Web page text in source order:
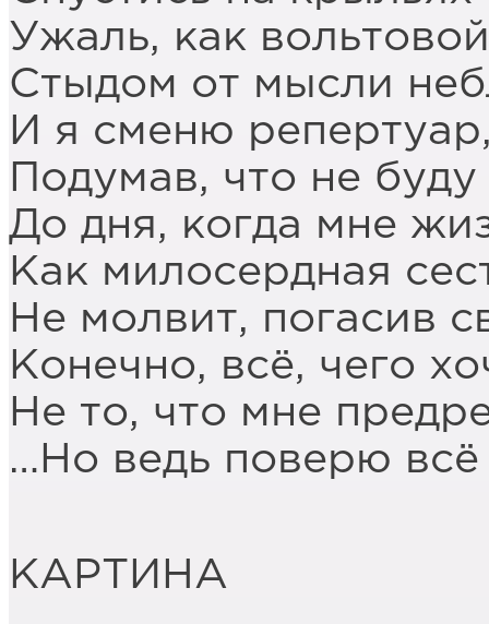
Ужаль, как
Стыдом от мысли
И я сменю
Подумав, что не буду
До дня, когда мне
Как милосердная
Не молвит, погасив
Конечно, всё, чего
Не то, что мне
…Но ведь поверю всё
КАРТИНА